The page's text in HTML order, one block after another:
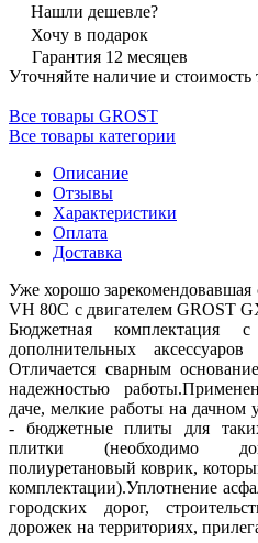
Нашли дешевле?
Хочу в подарок
Гарантия 12 месяцев
Уточняйте наличие и стоимость
Все товары GROST
Все товары категории
Описание
Отзывы
Характеристики
Оплата
Доставка
Уже хорошо зарекомендовавшая
VH 80С с двигателем GROST
Бюджетная комплектация
дополнительных
Отличается сварным
надежностью
даче, мелкие работы на дачном
- бюджетные плиты для
плитки (необходимо
полиуретановый коврик,
комплектации).Уплотнение
городских дорог,
дорожек на территориях,